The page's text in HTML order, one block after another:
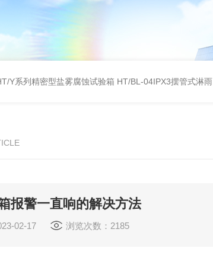
Y系列精密型盐雾腐蚀试验箱 HT/BL-04IPX3摆管式淋雨试验机
报警一直响的解决方法
02-17 浏览次数：2185